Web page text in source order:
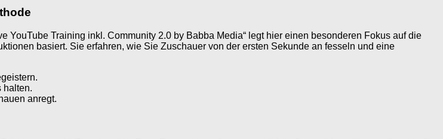
YouTube Training inkl. Community 2.0 by Babba Media“ legt hier einen besonderen Fokus auf die
basiert. Sie erfahren, wie Sie Zuschauer von der ersten Sekunde an fesseln und eine
halten.
anregt.